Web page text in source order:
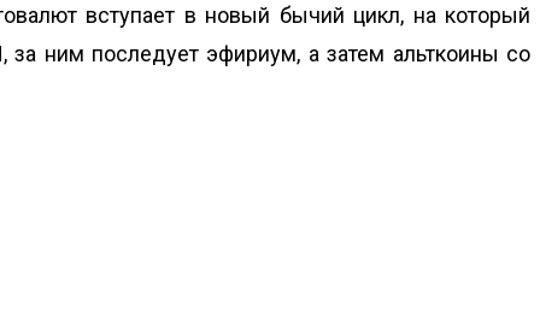
вступает в новый бычий цикл, на который
за ним последует эфириум, а затем альткоины со